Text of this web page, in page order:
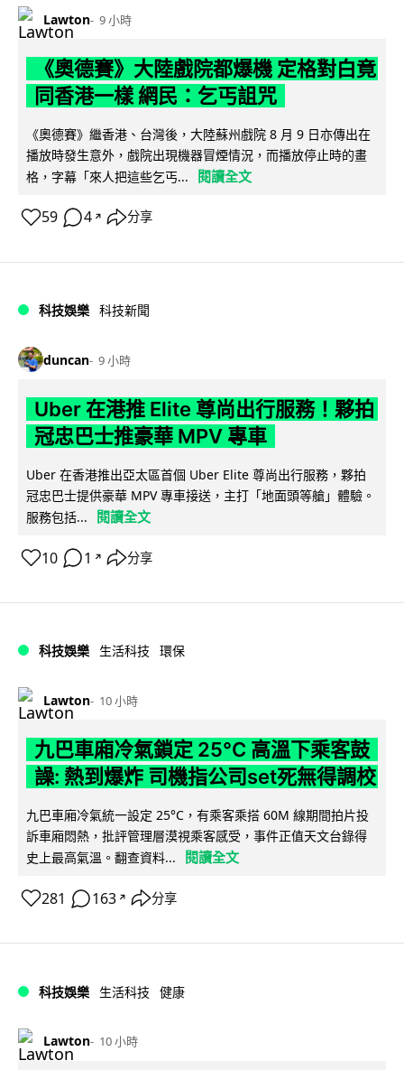
Lawton 9 小時
《奧德賽》大陸戲院都爆機 定格對白竟
同香港一樣 網民：乞丐詛咒
《奧德賽》繼香港、台灣後，大陸蘇州戲院 8 月 9 日亦傳出在
播放時發生意外，戲院出現機器冒煙情況，而播放停止時的畫
格，字幕「來人把這些乞丐...
閱讀全文
59 4 ↗ 分享
科技娛樂 科技新聞
duncan 9 小時
Uber 在港推 Elite 尊尚出行服務！夥拍
冠忠巴士推豪華 MPV 專車
Uber 在香港推出亞太區首個 Uber Elite 尊尚出行服務，夥拍
冠忠巴士提供豪華 MPV 專車接送，主打「地面頭等艙」體驗。
服務包括...
閱讀全文
10 1 ↗ 分享
科技娛樂 生活科技 環保
Lawton 10 小時
九巴車廂冷氣鎖定 25°C 高溫下乘客鼓
譟: 熱到爆炸 司機指公司set死無得調校
九巴車廂冷氣統一設定 25°C，有乘客乘搭 60M 線期間拍片投
訴車廂悶熱，批評管理層漠視乘客感受，事件正值天文台錄得
史上最高氣溫。翻查資料...
閱讀全文
281 163 ↗ 分享
科技娛樂 生活科技 健康
Lawton 10 小時